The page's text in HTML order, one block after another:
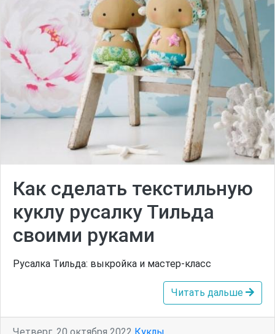
Как сделать текстильную
куклу русалку Тильда
своими руками
Русалка Тильда: выкройка и мастер-класс
Читать дальше